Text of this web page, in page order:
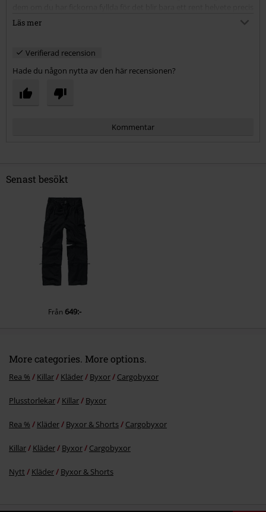
som med alla byxor.
bort byxbenen en bra längd.
Valet är ert, köp eller köp!
Läs mer
Verifierad recension
Hade du någon nytta av den här recensionen?
Kommentar
Skicka kommentar
Senast besökt
Från 649:-
More categories. More options.
Rea % Killar Kläder Byxor Cargobyxor
Plusstorlekar Killar Byxor
Rea % Kläder Byxor & Shorts Cargobyxor
Killar Kläder Byxor Cargobyxor
Nytt Kläder Byxor & Shorts